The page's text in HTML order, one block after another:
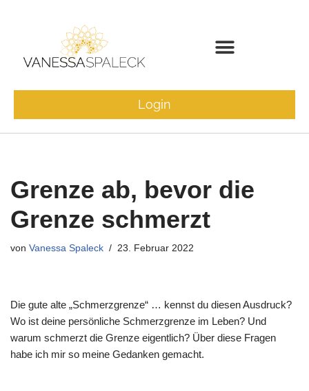
springen
Login
Grenze ab, bevor die
Grenze schmerzt
von Vanessa Spaleck 23. Februar 2022
Die gute alte „Schmerzgrenze“ … kennst du diesen Ausdruck?
Wo ist deine persönliche Schmerzgrenze im Leben? Und
warum schmerzt die Grenze eigentlich? Über diese Fragen
habe ich mir so meine Gedanken gemacht.